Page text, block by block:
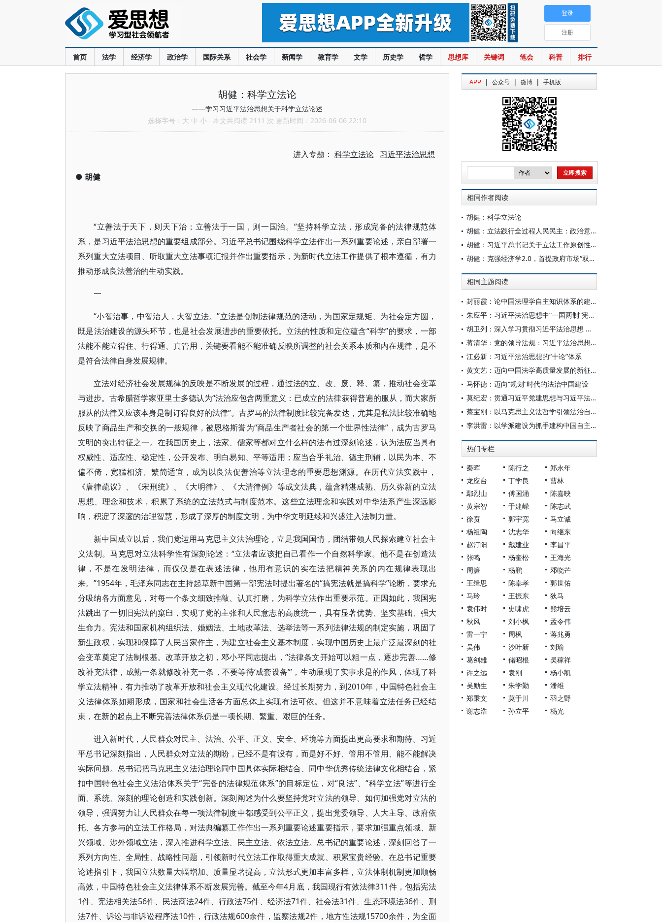
首页 法学 经济学 政治学 国际关系 社会学 新闻学 教育学 文学 历史学 哲学 思想库 关键词 笔会 科普 排行
登录
注册
胡健：科学立法论
——学习习近平法治思想关于科学立法论述
选择字号： 大 中 小 本文共阅读 2111 次 更新时间：2026-06-06 22:10
进入专题： 科学立法论 习近平法治思想
● 胡健
“立善法于天下，则天下治；立善法于一国，则一国治。”坚持科学立法，形成完备的法律规范体
系，是习近平法治思想的重要组成部分。习近平总书记围绕科学立法作出一系列重要论述，亲自部署一
系列重大立法项目、听取重大立法事项汇报并作出重要指示，为新时代立法工作提供了根本遵循，有力
推动形成良法善治的生动实践。
一
“小智治事，中智治人，大智立法。”立法是创制法律规范的活动，为国家定规矩、为社会定方圆，
既是法治建设的源头环节，也是社会发展进步的重要依托。立法的性质和定位蕴含“科学”的要求，一部
法能不能立得住、行得通、真管用，关键要看能不能准确反映所调整的社会关系本质和内在规律，是不
是符合法律自身发展规律。
立法对经济社会发展规律的反映是不断发展的过程，通过法的立、改、废、释、纂，推动社会变革
与进步。古希腊哲学家亚里士多德认为“法治应包含两重意义：已成立的法律获得普遍的服从，而大家所
服从的法律又应该本身是制订得良好的法律”。古罗马的法律制度比较完备发达，尤其是私法比较准确地
反映了商品生产和交换的一般规律，被恩格斯誉为“商品生产者社会的第一个世界性法律”，成为古罗马
文明的突出特征之一。在我国历史上，法家、儒家等都对立什么样的法有过深刻论述，认为法应当具有
权威性、适应性、稳定性，公开发布、明白易知、平等适用；应当合乎礼治、德主刑辅，以民为本、不
偏不倚，宽猛相济、繁简适宜，成为以良法促善治等立法理念的重要思想渊源。在历代立法实践中，
《唐律疏议》、《宋刑统》、《大明律》、《大清律例》等成文法典，蕴含精湛成熟、历久弥新的立法
思想、理念和技术，积累了系统的立法范式与制度范本。这些立法理念和实践对中华法系产生深远影
响，积淀了深邃的治理智慧，形成了深厚的制度文明，为中华文明延续和兴盛注入法制力量。
新中国成立以后，我们党运用马克思主义法治理论，立足我国国情，团结带领人民探索建立社会主
义法制。马克思对立法科学性有深刻论述：“立法者应该把自己看作一个自然科学家。他不是在创造法
律，不是在发明法律，而仅仅是在表述法律，他用有意识的实在法把精神关系的内在规律表现出
来。”1954年，毛泽东同志在主持起草新中国第一部宪法时提出著名的“搞宪法就是搞科学”论断，要求充
分吸纳各方面意见，对每一个条文细致推敲、认真打磨，为科学立法作出重要示范。正因如此，我国宪
法跳出了一切旧宪法的窠臼，实现了党的主张和人民意志的高度统一，具有显著优势、坚实基础、强大
生命力。宪法和国家机构组织法、婚姻法、土地改革法、选举法等一系列法律法规的制定实施，巩固了
新生政权，实现和保障了人民当家作主，为建立社会主义基本制度，实现中国历史上最广泛最深刻的社
会变革奠定了法制根基。改革开放之初，邓小平同志提出，“法律条文开始可以粗一点，逐步完善……修
改补充法律，成熟一条就修改补充一条，不要等待‘成套设备’”，生动展现了实事求是的作风，体现了科
学立法精神，有力推动了改革开放和社会主义现代化建设。经过长期努力，到2010年，中国特色社会主
义法律体系如期形成，国家和社会生活各方面总体上实现有法可依。但这并不意味着立法任务已经结
束，在新的起点上不断完善法律体系仍是一项长期、繁重、艰巨的任务。
进入新时代，人民群众对民主、法治、公平、正义、安全、环境等方面提出更高要求和期待。习近
平总书记深刻指出，人民群众对立法的期盼，已经不是有没有，而是好不好、管用不管用、能不能解决
实际问题。总书记把马克思主义法治理论同中国具体实际相结合、同中华优秀传统法律文化相结合，紧
扣中国特色社会主义法治体系关于“完备的法律规范体系”的目标定位，对“良法”、“科学立法”等进行全
面、系统、深刻的理论创造和实践创新。深刻阐述为什么要坚持党对立法的领导、如何加强党对立法的
领导，强调努力让人民群众在每一项法律制度中都感受到公平正义，提出党委领导、人大主导、政府依
托、各方参与的立法工作格局，对法典编纂工作作出一系列重要论述重要指示，要求加强重点领域、新
兴领域、涉外领域立法，深入推进科学立法、民主立法、依法立法。总书记的重要论述，深刻回答了一
系列方向性、全局性、战略性问题，引领新时代立法工作取得重大成就、积累宝贵经验。在总书记重要
论述指引下，我国立法数量大幅增加、质量显著提高，立法形式更加丰富多样，立法体制机制更加顺畅
高效，中国特色社会主义法律体系不断发展完善。截至今年4月底，我国现行有效法律311件，包括宪法
1件、宪法相关法56件、民法商法24件、行政法75件、经济法71件、社会法31件、生态环境法36件、刑
法7件、诉讼与非诉讼程序法10件，行政法规600余件，监察法规2件，地方性法规15700余件，为全面
APP | 公众号 | 微博 | 手机版
相同作者阅读
胡健：科学立法论
胡健：立法践行全过程人民民主：政治意义、制度内涵和实践价值
胡健：习近平总书记关于立法工作原创性论述及其实践
胡健：克强经济学2.0，首提政府市场“双引擎”
相同主题阅读
封丽霞：论中国法理学自主知识体系的建构
朱应平：习近平法治思想中“一国两制”宪制理论探析——以香港澳门特区依法治理为例
胡卫列：深入学习贯彻习近平法治思想 以高质量法治督察推动建设更高水平社会主义法治国家
蒋清华：党的领导法规：习近平法治思想的重要标识性概念
江必新：习近平法治思想的“十论”体系
黄文艺：迈向中国法学高质量发展的新征程
马怀德：迈向“规划”时代的法治中国建设
莫纪宏：贯通习近平党建思想与习近平法治思想 筑牢坚持依法治国和依规治党有机统一的理论根基
蔡宝刚：以马克思主义法哲学引领法治自信建设
李洪雷：以学派建设为抓手建构中国自主的知识体系
热门专栏
秦晖 陈行之
郑永年
龙应台
丁学良
曹林
鄢烈山
傅国涌
陈嘉映
黄宗智
于建嵘
陈志武
徐贲
郭宇宽
马立诚
杨祖陶
沈志华
向继东
赵汀阳
戴建业
李昌平
张鸣
杨奎松
王海光
周濂
杨鹏
邓晓芒
王缉思
陈奉孝
郭世佑
马玲
王振东
狄马
袁伟时
史啸虎
熊培云
秋风
刘小枫
孟令伟
雷一宁
周枫
蒋兆勇
吴伟
沙叶新
刘瑜
葛剑雄
储昭根
吴稼祥
许之远
袁刚
杨小凯
吴励生
朱学勤
潘维
郑秉文
莫于川
羽之野
谢志浩
孙立平 杨光